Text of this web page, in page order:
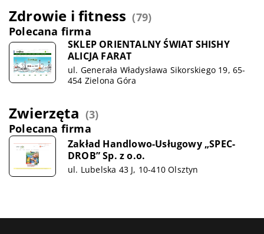
Zdrowie i fitness (79)
Polecana firma
SKLEP ORIENTALNY ŚWIAT SHISHY
ALICJA FARAT
ul. Generała Władysława Sikorskiego 19, 65-
454 Zielona Góra
Zwierzęta (3)
Polecana firma
Zakład Handlowo-Usługowy „SPEC-
DROB” Sp. z o.o.
ul. Lubelska 43 J, 10-410 Olsztyn